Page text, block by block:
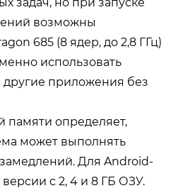
возможны
685 (8 ядер, до 2,8 ГГц)
использовать
приложения без
памяти определяет,
может выполнять
Для Android-
с 2, 4 и 8 ГБ ОЗУ.